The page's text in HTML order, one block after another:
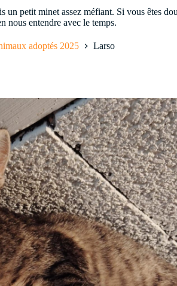
un petit minet assez méfiant. Si vous êtes
nous entendre avec le temps.
adoptés 2025 Larso